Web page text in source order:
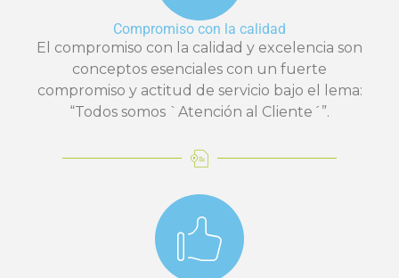
Compromiso con la calidad
El compromiso con la calidad y excelencia son
conceptos esenciales con un fuerte
compromiso y actitud de servicio bajo el lema:
“Todos somos `Atención al Cliente´”.